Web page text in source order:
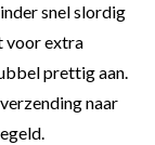
snel slordig
voor extra
prettig aan.
naar